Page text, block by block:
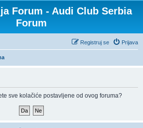
Forum - Audi Club Serbia
Forum
Prijava
Registruj se
sve kolačiće postavljene od ovog foruma?